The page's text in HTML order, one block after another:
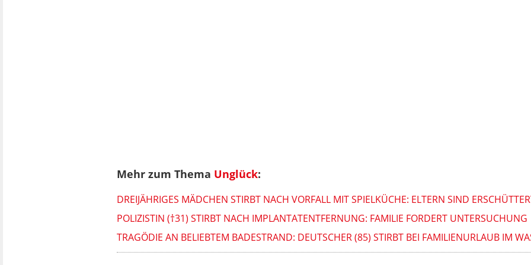
Mehr zum Thema Unglück:
DREIJÄHRIGES MÄDCHEN STIRBT NACH VORFALL MIT SPIELKÜCHE: ELTERN SIND
POLIZISTIN (†31) STIRBT NACH IMPLANTATENTFERNUNG: FAMILIE FORDERT UNTERSUCHUNG
TRAGÖDIE AN BELIEBTEM BADESTRAND: DEUTSCHER (85) STIRBT BEI FAMILIENURLAUB IM